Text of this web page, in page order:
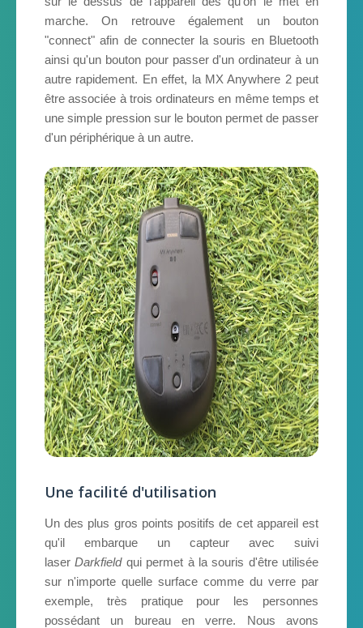
marche. On retrouve également un bouton
"connect" afin de connecter la souris en Bluetooth
ainsi qu'un bouton pour passer d'un ordinateur à un
autre rapidement. En effet, la MX Anywhere 2 peut
être associée à trois ordinateurs en même temps et
une simple pression sur le bouton permet de passer
d'un périphérique à un autre.
Une facilité d'utilisation
Un des plus gros points positifs de cet appareil est
qu'il embarque un capteur avec suivi
laserDarkfield qui permet à la souris d'être utilisée
sur n'importe quelle surface comme du verre par
exemple, très pratique pour les personnes
possédant un bureau en verre. Nous avons